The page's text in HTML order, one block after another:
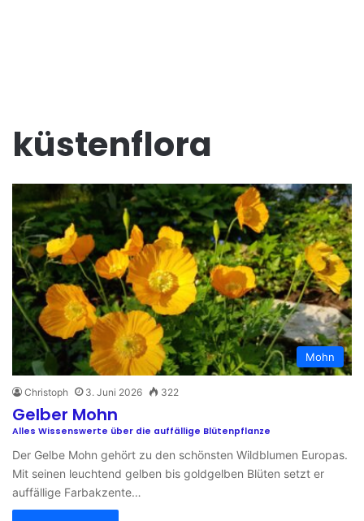
küstenflora
Mohn
Christoph 3. Juni 2026 322
Gelber Mohn
Alles Wissenswerte über die auffällige Blütenpflanze
Der Gelbe Mohn gehört zu den schönsten Wildblumen Europas.
Mit seinen leuchtend gelben bis goldgelben Blüten setzt er
auffällige Farbakzente…